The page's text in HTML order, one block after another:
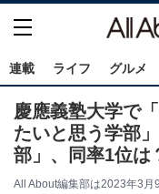
連載 ライフ グルメ
慶應義塾大学で
たいと思う学部
部」、同率1位は
All About編集部は2023年3